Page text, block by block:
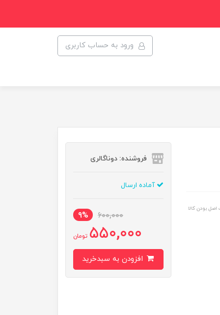
ورود به حساب کاربری
بودن کالا
فروشنده: دوناگالری
آماده ارسال
600,000
9%
550,000 تومان